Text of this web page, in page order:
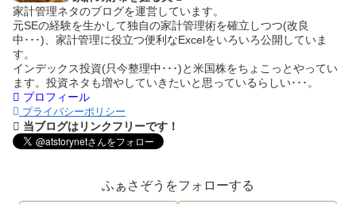
家計管理ネタのブログを運営しています。
元SEの経験を生かして独自の家計管理術を確立しつつ(改良
中･･･)、家計管理に役立つ便利なExcelをいろいろ公開していま
す。
インデックス投資(只今整理中･･･)と米国株をちょこっとやってい
ます。投資ネタも増やしていきたいと思っているらしい･･･。
プロフィール
プライバシーポリシー
当ブログはリンクフリーです！
ふぁさぞうをフォローする